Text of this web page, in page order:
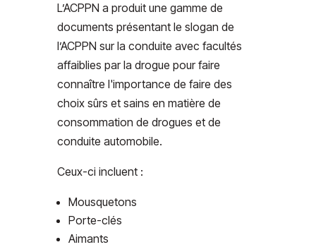
L’ACPPN a produit une gamme de
documents présentant le slogan de
l’ACPPN sur la conduite avec facultés
affaiblies par la drogue pour faire
connaître l'importance de faire des
choix sûrs et sains en matière de
consommation de drogues et de
conduite automobile.
Ceux-ci incluent :
Mousquetons
Porte-clés
Aimants